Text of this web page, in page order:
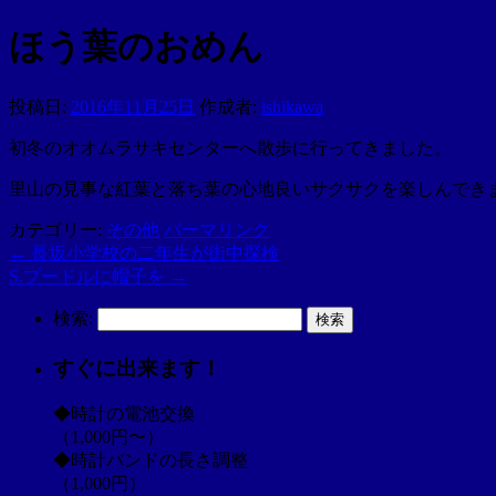
ほう葉のおめん
投稿日: 2016年11月25日 作成者: ishikawa
初冬のオオムラサキセンターへ散歩に行ってきました。
里山の見事な紅葉と落ち葉の心地良いサクサクを楽しんでき
カテゴリー: その他 パーマリンク
← 長坂小学校の二年生が街中探検
S.プードルに帽子を →
検索:
すぐに出来ます！
◆時計の電池交換
（1,000円〜）
◆時計バンドの長さ調整
（1,000円）